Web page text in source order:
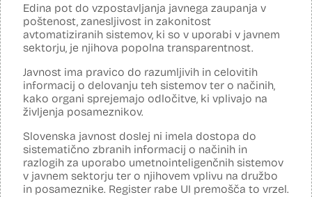
Posodobljeno: 3. december 2024
Sistem omogoča obdelavo in vizualizacijo podatkov, povezovanje baz
podatkov, pripravo poročil, dinamično raziskovanje podatkov, uporabo
napovedne analitike, opazovanje gibanja podatkov v različnih
(če – potem), simulacije kompleksnejših problemov in scenarijev,
načrtovanje aktivnosti in porabe virov.
Viri:
Dosje javnega naročila
Podrobnosti izdelka na portalu NIO
Predstavitev projekta na gov.si
Predstavitev projekta na portalu OECD OPSI
Odgovor na zahtevo za dostop do informacij javnega značaja
Tehnične specifikacije iz razpisne dokumentacije
Edina pot do vzpostavljanja javnega zaupanja v
poštenost, zanesljivost in zakonitost
avtomatiziranih sistemov, ki so v uporabi v javnem
sektorju, je njihova popolna transparentnost.
Javnost ima pravico do razumljivih in celovitih
informacij o delovanju teh sistemov ter o načinih,
kako organi sprejemajo odločitve, ki vplivajo na
življenja posameznikov.
Slovenska javnost doslej ni imela dostopa do
sistematično zbranih informacij o načinih in
razlogih za uporabo umetnointeligenčnih sistemov
v javnem sektorju ter o njihovem vplivu na družbo
in posameznike. Register rabe UI premošča to vrzel.